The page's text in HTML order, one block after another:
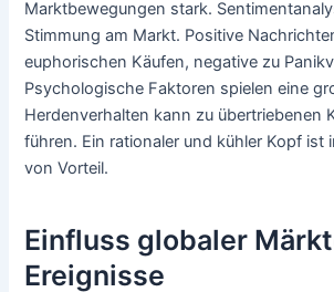
Marktbewegungen stark.
Stimmung am Markt. Positive
euphorischen Käufen, negative zu
Psychologische Faktoren spielen eine
Herdenverhalten kann zu übertriebenen
führen. Ein rationaler und kühler Kopf ist
von Vorteil.
Einfluss globaler
Ereignisse